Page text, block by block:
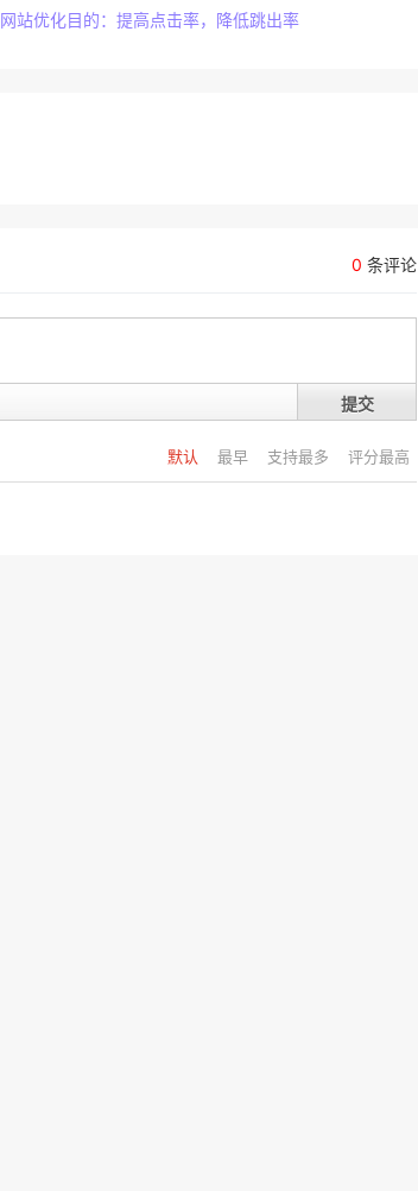
网站优化目的：提高点击率，降低跳出率
0 条评论
提交
默认 最早 支持最多 评分最高